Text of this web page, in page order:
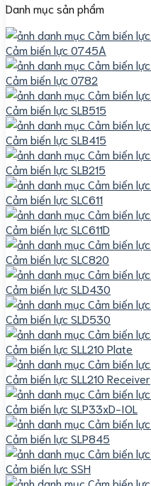
Danh mục sản phẩm
Cảm biến lực 0745A
Cảm biến lực 0782
Cảm biến lực SLB515
Cảm biến lực SLB415
Cảm biến lực SLB215
Cảm biến lực SLC611
Cảm biến lực SLC611D
Cảm biến lực SLC820
Cảm biến lực SLD430
Cảm biến lực SLD530
Cảm biến lực SLL210 Plate
Cảm biến lực SLL210 Receiver
Cảm biến lực SLP33xD-IOL
Cảm biến lực SLP845
Cảm biến lực SSH